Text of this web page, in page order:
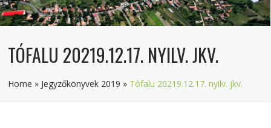
TÓFALU 20219.12.17. NYILV. JKV.
Home » Jegyzőkönyvek 2019 » Tófalu 20219.12.17. nyilv. jkv.